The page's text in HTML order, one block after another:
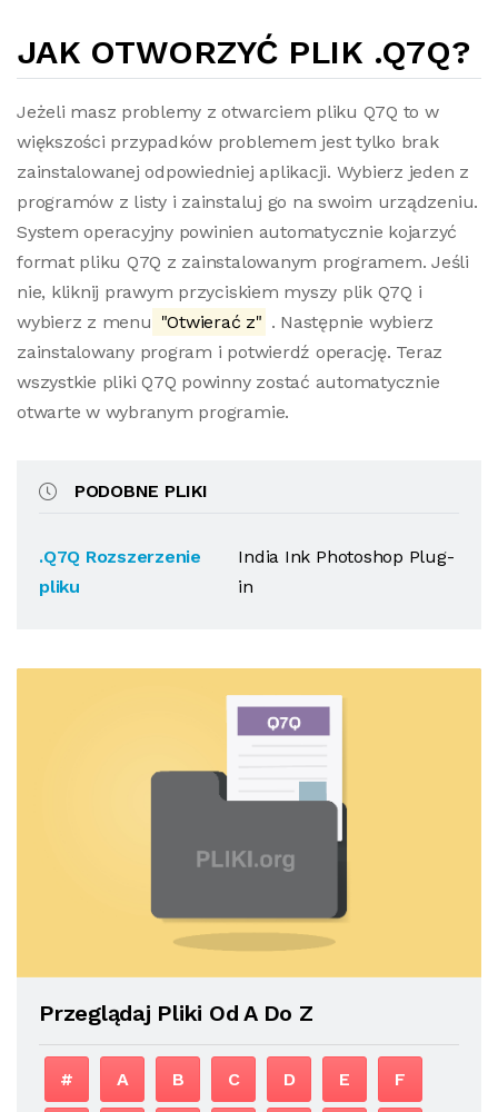
JAK OTWORZYĆ PLIK .Q7Q?
Jeżeli masz problemy z otwarciem pliku Q7Q to w
większości przypadków problemem jest tylko brak
zainstalowanej odpowiedniej aplikacji. Wybierz jeden z
programów z listy i zainstaluj go na swoim urządzeniu.
System operacyjny powinien automatycznie kojarzyć
format pliku Q7Q z zainstalowanym programem. Jeśli
nie, kliknij prawym przyciskiem myszy plik Q7Q i
wybierz z menu "Otwierać z" . Następnie wybierz
zainstalowany program i potwierdź operację. Teraz
wszystkie pliki Q7Q powinny zostać automatycznie
otwarte w wybranym programie.
PODOBNE PLIKI
.Q7Q Rozszerzenie
pliku
India Ink Photoshop Plug-
in
Przeglądaj Pliki Od A Do Z
# A B C D E F